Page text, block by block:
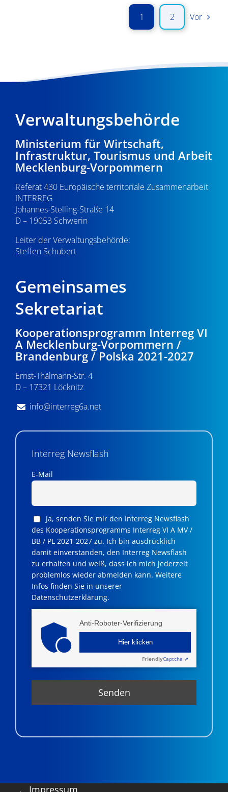
1 2 Vor
Verwaltungsbehörde
Ministerium für Wirtschaft,
Infrastruktur, Tourismus und Arbeit
Mecklenburg-Vorpommern
Referat 430 Europäische territoriale Zusammenarbeit
INTERREG
Johannes-Stelling-Straße 14
D – 19053 Schwerin
Leiter der Verwaltungsbehörde:
Steffen Schubert
Gemeinsames
Sekretariat
Kooperationsprogramm Interreg VI
A Mecklenburg-Vorpommern /
Brandenburg / Polska 2021-2027
Ernst-Thälmann-Str. 4
D – 17321 Löcknitz
info@interreg6a.net
Interreg Newsflash
E-Mail
Ja, senden Sie mir den Interreg Newsflash
des Kooperationsprogramms Interreg VI A MV /
BB / PL 2021-2027 zu. Ich bin ausdrücklich
damit einverstanden, den Interreg Newsflash
zu erhalten und weiß, dass ich mich jederzeit
problemlos wieder abmelden kann. Weitere
Infos finden Sie in unserer
Datenschutzerklärung.
Anti-Roboter-Verifizierung
Hier klicken
FriendlyCaptcha ⇗
Impressum